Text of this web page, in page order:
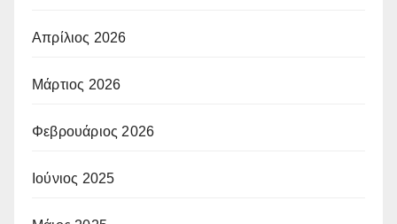
Απρίλιος 2026
Μάρτιος 2026
Φεβρουάριος 2026
Ιούνιος 2025